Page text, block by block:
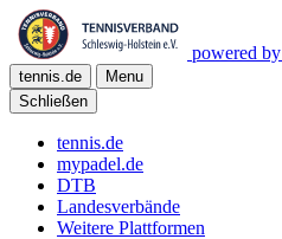
powered by
tennis.de
Menu
Schließen
tennis.de
mypadel.de
DTB
Landesverbände
Weitere Plattformen